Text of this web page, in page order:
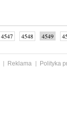
4547 4548 4549
Reklama
Polityka